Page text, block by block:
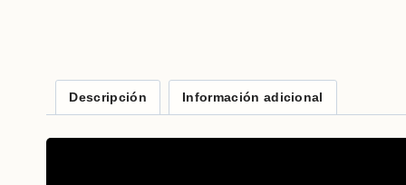
Descripción Información adicional